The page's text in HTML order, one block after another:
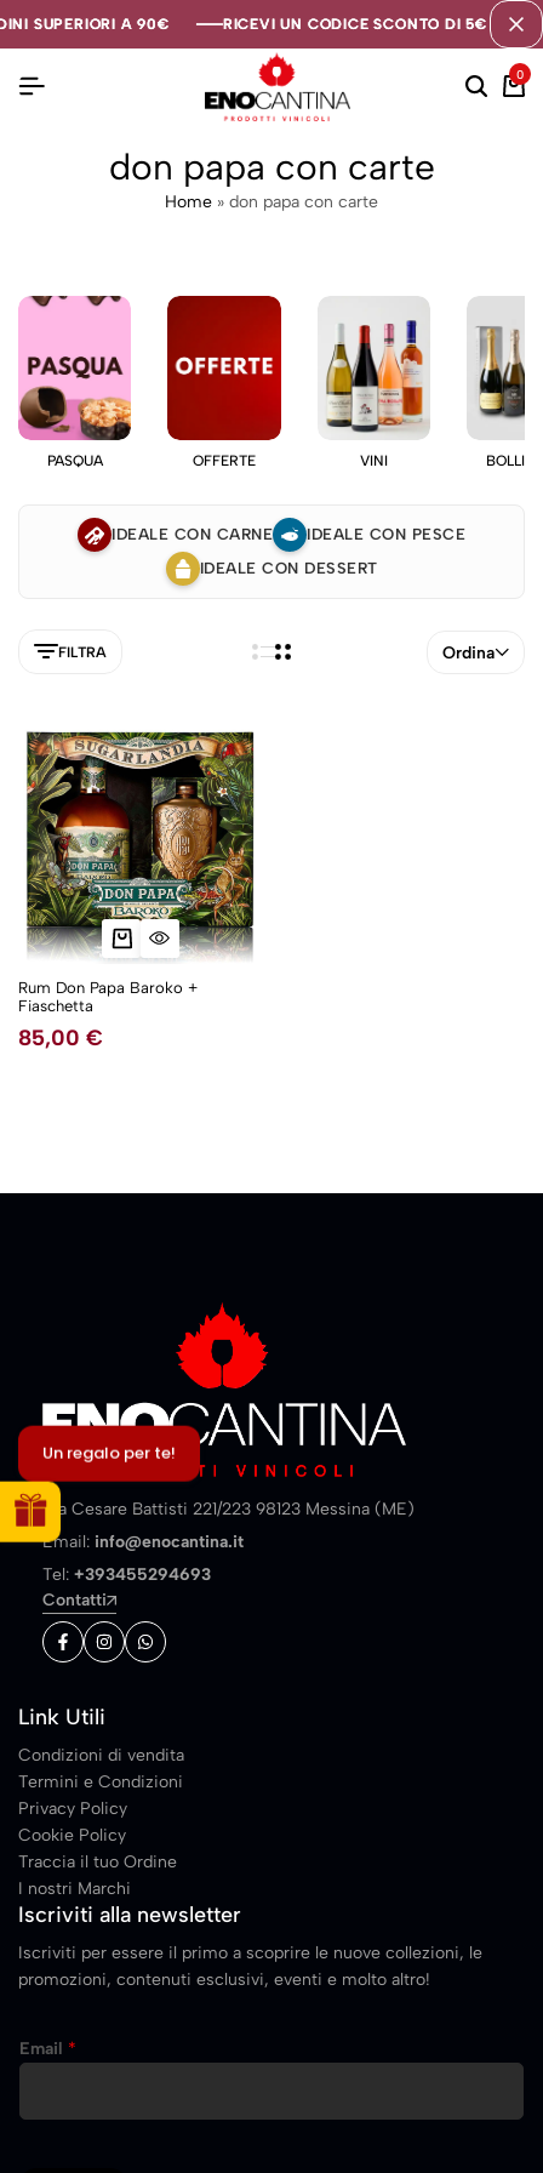
SUPERIORI A 90€ RICEVI UN CODICE SCONTO DI 5€ SE TI
SUPERIORI A 90€ RICEVI UN CODICE SCONTO DI 5€ SE TI
SUPERIORI A 90€ RICEVI UN CODICE SCONTO DI 5€ SE TI
0
don papa con carte
Home » don papa con carte
PASQUA OFFERTE VINI
IDEALE CON CARNE
IDEALE CON PESCE
IDEALE CON DESSERT
FILTRA Ordina
Rum Don Papa Baroko +
Fiaschetta
85,00 €
Via Cesare Battisti 221/223 98123 Messina (ME)
Email: info@enocantina.it
Tel: +393455294693
Contatti
Link Utili
Condizioni di vendita
Termini e Condizioni
Privacy Policy
Cookie Policy
Traccia il tuo Ordine
I nostri Marchi
Iscriviti alla newsletter
Iscriviti per essere il primo a scoprire le nuove collezioni, le
promozioni, contenuti esclusivi, eventi e molto altro!
m
i
Email *
5NEW
Un regalo per te!